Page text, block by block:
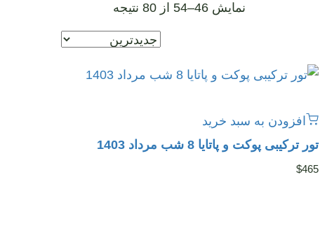
نمایش 46–54 از 80 نتیجه
افزودن به سبد خرید
تور ترکیبی پوکت و پاتایا 8 شب مرداد 1403
$465